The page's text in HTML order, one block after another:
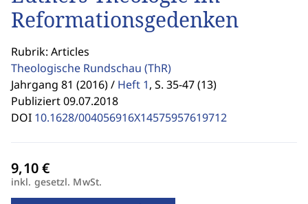
Reformationsgedenken
Rubrik: Articles
Theologische Rundschau (ThR)
Jahrgang 81 (2016) / Heft 1, S. 35-47 (13)
Publiziert 09.07.2018
DOI 10.1628/004056916X14575957619712
inkl. gesetzl. MwSt.